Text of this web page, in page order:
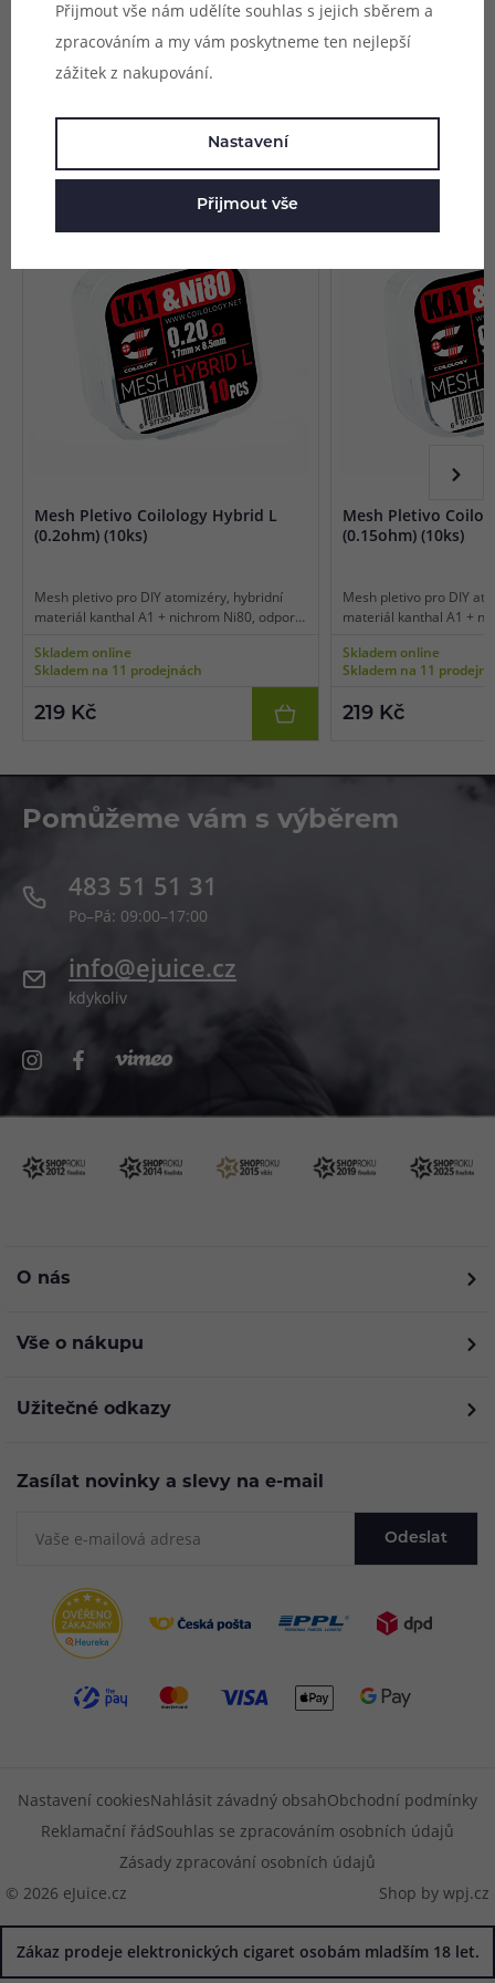
Zeptejte se (0)
Mohlo by se vám líbit
Mesh Pletivo Coilology Hybrid L
(0.2ohm) (10ks)
Mesh pletivo pro DIY atomizéry, hybridní
materiál kanthal A1 + nichrom Ni80, odpor
DL vaping, balení 10 ks.
Skladem online
Skladem na 11 prodejnách
219 Kč
Mesh Pletivo
(0.15ohm) (10ks)
Mesh pletivo pro DIY
materiál kanthal A1 +
DL vaping, balení 10 ks.
Skladem online
Skladem na 11
219 Kč
Pomůžeme vám s výběrem
483 51 51 31
Po–Pá: 09:00–17:00
info@ejuice.cz
kdykoliv
O nás
Vše o nákupu
Užitečné odkazy
Zasílat novinky a slevy na e-mail
Odeslat
© 2026 eJuice.cz
Nastavení cookiesNahlásit závadný obsahObchodní podmínky
Reklamační řádSouhlas se zpracováním osobních údajů
Zásady zpracování osobních údajů
Shop by wpj.cz
Zákaz prodeje elektronických cigaret osobám mladším 18 let.
Přijmout vše nám udělíte souhlas s jejich sběrem a
zpracováním a my vám poskytneme ten nejlepší
zážitek z nakupování.
Nastavení
Přijmout vše